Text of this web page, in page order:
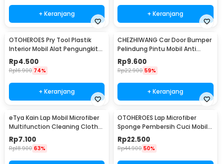
+ Keranjang + Keranjang
OTOHEROES Pry Tool Plastik
Interior Mobil Alat Pengungkit
Set 4 PCS - AA16
Rp4.500
Rp16.900 74%
+ Keranjang
CHEZHIWANG Car Door Bumper
Pelindung Pintu Mobil Anti
Gores 8 PCS - HT-001
Rp9.600
Rp22.900 59%
+ Keranjang
eTya Kain Lap Mobil Microfiber
Multifunction Cleaning Cloth
30x39cm - H-10
Rp7.100
Rp18.900 63%
OTOHEROES Lap Microfiber
Sponge Pembersih Cuci Mobil
Motor - TP266
Rp22.500
Rp44.900 50%